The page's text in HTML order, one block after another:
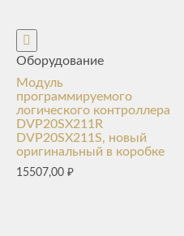
Оборудование
Модуль
программируемого
логического контроллера
DVP20SX211R
DVP20SX211S, новый
оригинальный в коробке
15507,00 ₽